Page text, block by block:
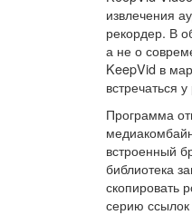
извлечения
рекордер. В
а не о
KeepVid в
встречаться
Программа
встроенный
библиотека
скопировать
серию